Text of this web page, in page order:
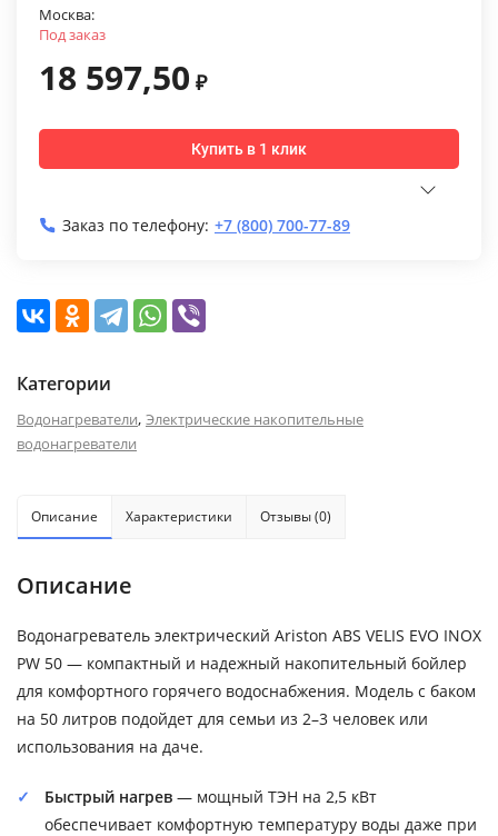
Москва:
Под заказ
18 597,50 ₽
Купить в 1 клик
Заказ по телефону: +7 (800) 700-77-89
Категории
Водонагреватели, Электрические накопительные
водонагреватели
Описание Характеристики Отзывы (0)
Описание
Водонагреватель электрический Ariston ABS VELIS EVO INOX
PW 50 — компактный и надежный накопительный бойлер
для комфортного горячего водоснабжения. Модель с баком
на 50 литров подойдет для семьи из 2–3 человек или
использования на даче.
Быстрый нагрев — мощный ТЭН на 2,5 кВт
обеспечивает комфортную температуру воды даже при